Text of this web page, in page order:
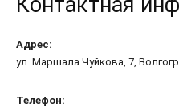
Адрес:
ул. Маршала Чуйкова, 7,
Телефон: